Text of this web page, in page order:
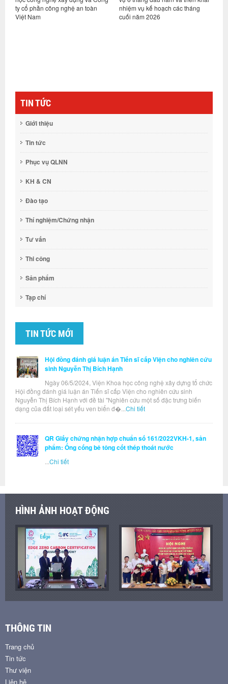
ty cổ phần công nghệ an toàn
Việt Nam
nhiệm vụ kế hoạch các tháng
cuối năm 2026
TIN TỨC
Giới thiệu
Tin tức
Phục vụ QLNN
KH & CN
Đào tạo
Thí nghiệm/Chứng nhận
Tư vấn
Thi công
Sản phẩm
Tạp chí
TIN TỨC MỚI
Hội đồng đánh giá luận án Tiến sĩ cấp Viện cho nghiên cứu
sinh Nguyễn Thị Bích Hạnh
Ngày 06/5/2024, Viện Khoa học công nghệ xây dựng tổ chức
Hội đồng đánh giá luận án Tiến sĩ cấp Viện cho nghiên cứu sinh
Nguyễn Thị Bích Hạnh với đề tài "Nghiên cứu một số đặc trưng biến
dạng của đất loại sét yếu ven biển đ�... Chi tiết
QR Giấy chứng nhận hợp chuẩn số 161/2022VKH-1, sản
phẩm: Ống cống bê tông cốt thép thoát nước
Chi tiết
HÌNH ẢNH HOẠT ĐỘNG
THÔNG TIN
Trang chủ
Tin tức
Thư viện
Liên hệ